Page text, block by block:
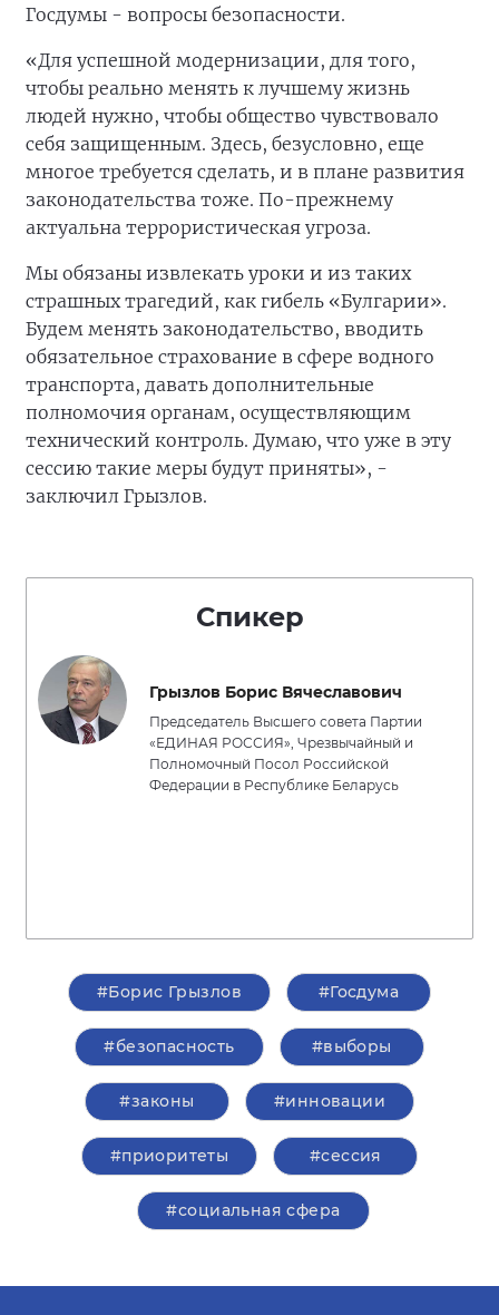
Госдумы - вопросы безопасности.
«Для успешной модернизации, для того,
чтобы реально менять к лучшему жизнь
людей нужно, чтобы общество чувствовало
себя защищенным. Здесь, безусловно, еще
многое требуется сделать, и в плане развития
законодательства тоже. По-прежнему
актуальна террористическая угроза.
Мы обязаны извлекать уроки и из таких
страшных трагедий, как гибель «Булгарии».
Будем менять законодательство, вводить
обязательное страхование в сфере водного
транспорта, давать дополнительные
полномочия органам, осуществляющим
технический контроль. Думаю, что уже в эту
сессию такие меры будут приняты», -
заключил Грызлов.
Спикер
Грызлов Борис Вячеславович
Председатель Высшего совета Партии
«ЕДИНАЯ РОССИЯ», Чрезвычайный и
Полномочный Посол Российской
Федерации в Республике Беларусь
#Борис Грызлов #Госдума
#безопасность #выборы
#законы #инновации
#приоритеты #сессия
#социальная сфера